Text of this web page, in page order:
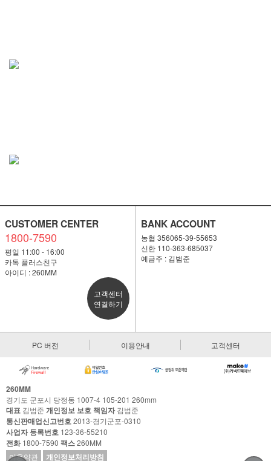
CUSTOMER CENTER
1800-7590
평일 11:00 - 16:00
카톡 플러스친구
아이디 : 260MM
고객센터
연결하기
BANK ACCOUNT
농협 356065-39-55653
신한 110-363-685037
예금주 : 김범준
PC 버전 이용안내 고객센터
260MM
경기도 군포시 당정동 1007-4 105-201 260mm
대표 김범준 개인정보 보호 책임자김범준
통신판매업신고번호2013-경기군포-0310
사업자 등록번호 123-36-55210
전화1800-7590 팩스260MM
이용약관
개인정보처리방침